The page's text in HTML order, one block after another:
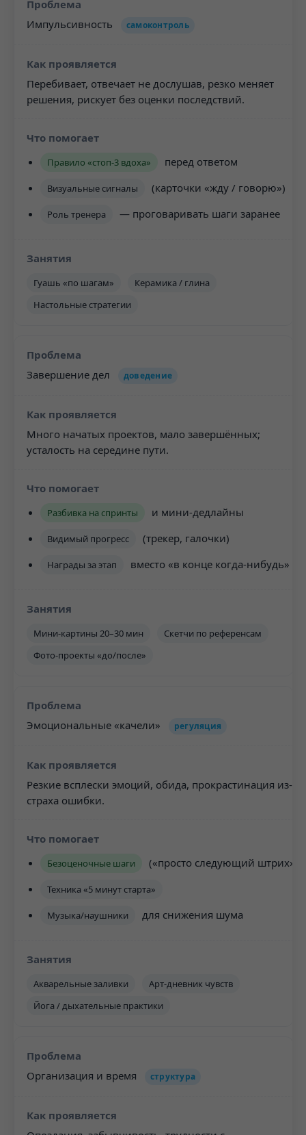
Импульсивность самоконтроль
Перебивает, отвечает не дослушав, резко меняет
решения, рискует без оценки последствий.
Правило «стоп-3 вдоха» перед ответом
Визуальные сигналы (карточки «жду / говорю»)
Роль тренера — проговаривать шаги заранее
Гуашь «по шагам»
Керамика / глина
Настольные стратегии
Завершение дел доведение
Много начатых проектов, мало завершённых;
усталость на середине пути.
Разбивка на спринты и мини-дедлайны
Видимый прогресс (трекер, галочки)
Награды за этап вместо «в конце когда-нибудь»
Мини-картины 20–30 мин
Скетчи по референсам
Фото-проекты «до/после»
Эмоциональные «качели» регуляция
Резкие всплески эмоций, обида, прокрастинация из-за
страха ошибки.
Безоценочные шаги («просто следующий штрих»)
Техника «5 минут старта»
Музыка/наушники для снижения шума
Акварельные заливки
Арт-дневник чувств
Йога / дыхательные практики
Организация и время структура